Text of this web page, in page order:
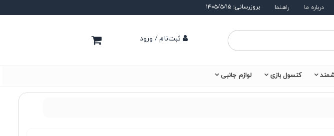
درباره ما راهنما بروزرسانی: ۱۴۰۵/۵/۱۵
ثبت‌نام / ورود
کنسول بازی لوازم جانبی